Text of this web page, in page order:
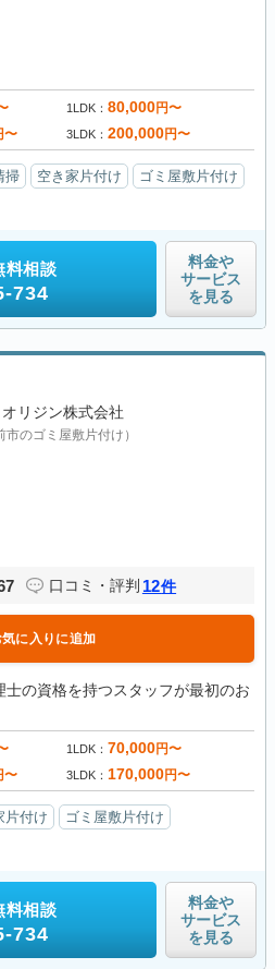
1LDK 80,000円〜
〜 3LDK 200,000円〜
掃 空き家片付け
ゴミ屋敷片付け
料相談
734
料金や
サービス
を見る
オリジン株式会社
市のゴミ屋敷片付け）
口コミ・評判 12件
に入りに追加
士の資格を持つスタッフが最初のお
1LDK 70,000円〜
〜 3LDK 170,000円〜
片付け
ゴミ屋敷片付け
料相談
734
料金や
サービス
を見る